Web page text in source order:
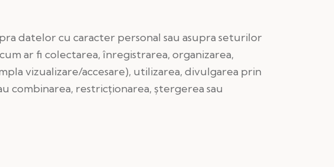
datelor cu caracter personal sau asupra seturilor
ar fi colectarea, înregistrarea, organizarea,
vizualizare/accesare), utilizarea, divulgarea prin
combinarea, restricționarea, ștergerea sau